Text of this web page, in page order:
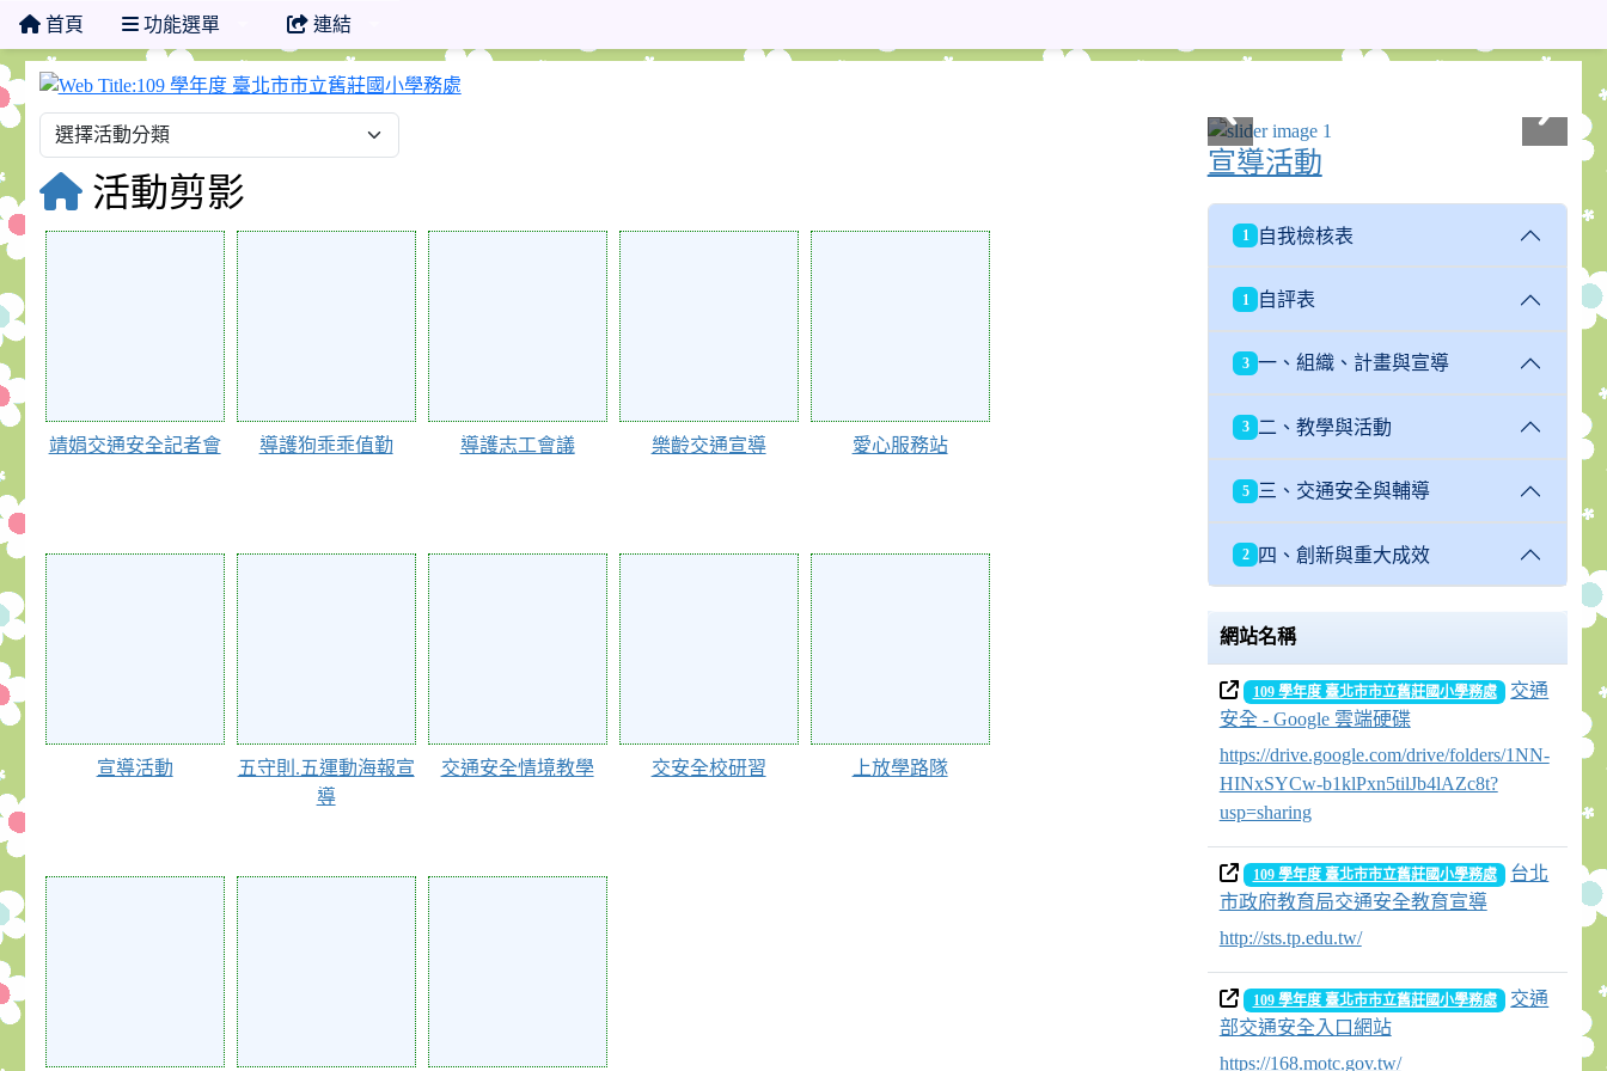
首頁 功能選單 連結
109 學年度 臺北市市立舊莊國小學務處
活動剪影
靖娟交通安全記者會 導護狗乖乖值勤 導護志工會議 樂齡交通宣導 愛心服務站
宣導活動
五守則.五運動海報宣
導
交通安全情境教學 交安全校研習 上放學路隊
宣導活動
1 自我檢核表
1 自評表
3 一、組織、計畫與宣導
3 二、教學與活動
5 三、交通安全與輔導
2 四、創新與重大成效
網站名稱
109 學年度 臺北市市立舊莊國小學務處
交通
安全 - Google 雲端硬碟
https://drive.google.com/drive/folders/1NN-
HINxSYCw-b1klPxn5tilJb4lAZc8t?
usp=sharing
109 學年度 臺北市市立舊莊國小學務處
台北
市政府教育局交通安全教育宣導
http://sts.tp.edu.tw/
109 學年度 臺北市市立舊莊國小學務處
交通
部交通安全入口網站
https://168.motc.gov.tw/